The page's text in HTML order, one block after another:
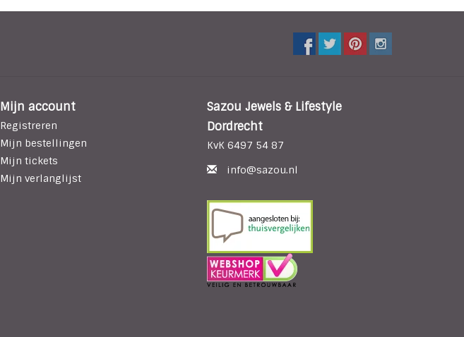
Mijn account
Registreren
Mijn bestellingen
Mijn tickets
Mijn verlanglijst
Sazou Jewels & Lifestyle
Dordrecht
KvK 6497 54 87
info@sazou.nl